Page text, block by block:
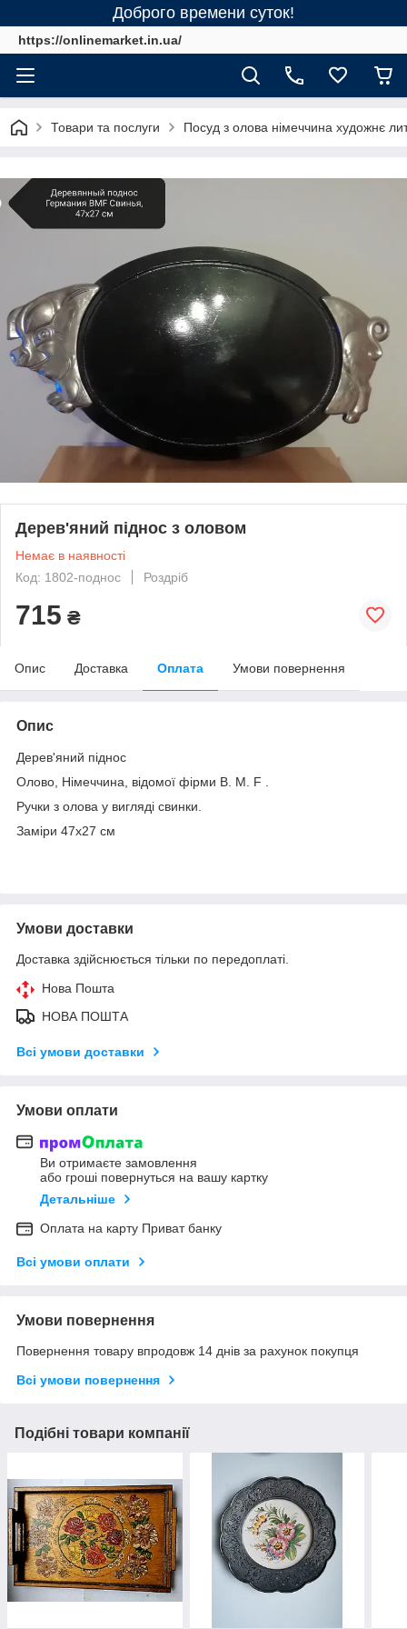
Доброго времени суток!
https://onlinemarket.in.ua/
Товари та послуги Посуд з олова німеччина художнє
Дерев'яний піднос з оловом
Немає в наявності
Код: 1802-поднос
Роздріб
715 ₴
Опис Доставка Оплата Умови повернення
Опис
Дерев'яний піднос
Олово, Німеччина, відомої фірми B. M. F .
Ручки з олова у вигляді свинки.
Заміри 47х27 см
Умови доставки
Доставка здійснюється тільки по передоплаті.
Нова Пошта
НОВА ПОШТА
Всі умови доставки
Умови оплати
Ви отримаєте замовлення
або гроші повернуться на вашу картку
Детальніше
Оплата на карту Приват банку
Всі умови оплати
Умови повернення
Повернення товару впродовж 14 днів за рахунок покупця
Всі умови повернення
Подібні товари компанії